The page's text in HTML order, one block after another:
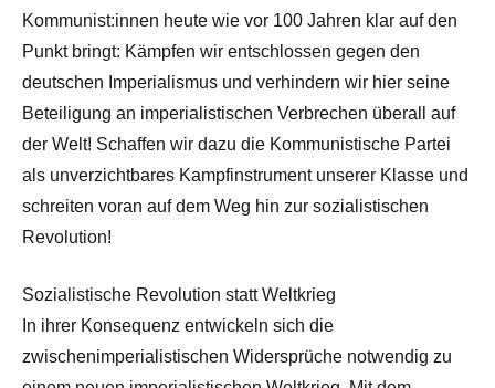
Kommunist:innen heute wie vor 100 Jahren klar auf den
Punkt bringt: Kämpfen wir entschlossen gegen den
deutschen Imperialismus und verhindern wir hier seine
Beteiligung an imperialistischen Verbrechen überall auf
der Welt! Schaffen wir dazu die Kommunistische Partei
als unverzichtbares Kampfinstrument unserer Klasse und
schreiten voran auf dem Weg hin zur sozialistischen
Revolution!
Sozialistische Revolution statt Weltkrieg
In ihrer Konsequenz entwickeln sich die
zwischenimperialistischen Widersprüche notwendig zu